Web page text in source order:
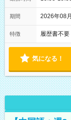
期間 2026年08
特徴 履歴書不要
気になる！